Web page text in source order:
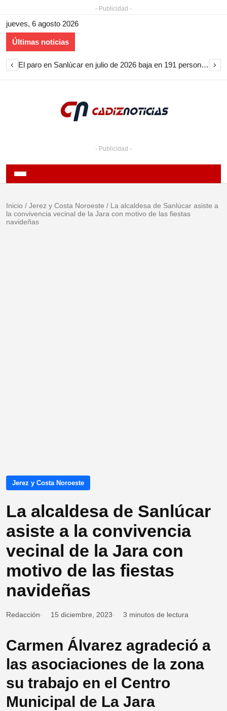
- Publicidad -
jueves, 6 agosto 2026
Últimas noticias
‹ El paro en Sanlúcar en julio de 2026 baja en 191 personas y encadena nueve meses de descenso ›
- Publicidad -
Inicio / Jerez y Costa Noroeste / La alcaldesa de Sanlúcar asiste a
la convivencia vecinal de la Jara con motivo de las fiestas
navideñas
Jerez y Costa Noroeste
La alcaldesa de Sanlúcar
asiste a la convivencia
vecinal de la Jara con
motivo de las fiestas
navideñas
Redacción 15 diciembre, 2023 3 minutos de lectura
Carmen Álvarez agradeció a
las asociaciones de la zona
su trabajo en el Centro
Municipal de La Jara